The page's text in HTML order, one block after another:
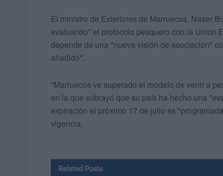
El ministro de Exteriores de Marruecos, Naser
evaluando" el protocolo pesquero con la Unión
depende de una "nueva visión de asociación"
añadido".
"Marruecos ve superado el modelo de venir a
en la que subrayó que su país ha hecho una
expiración el próximo 17 de julio es
vigencia.
Related Posts